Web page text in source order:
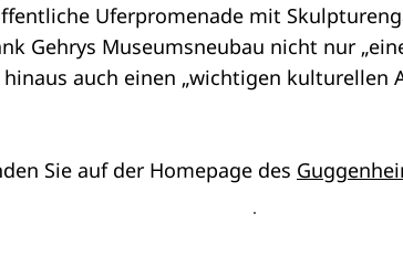
Uferpromenade mit
Gehrys Museumsneubau nicht nur
auch einen „wichtigen kulturellen
Sie auf der Homepage des